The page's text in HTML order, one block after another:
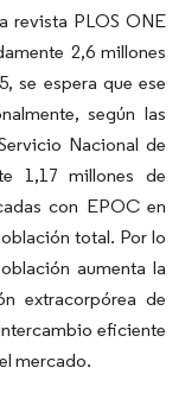
revista PLOS ONE
2,6 millones
se espera que ese
según las
Nacional de
1,17 millones de
con EPOC en
total. Por lo
aumenta la
extracorpórea de
eficiente
mercado.